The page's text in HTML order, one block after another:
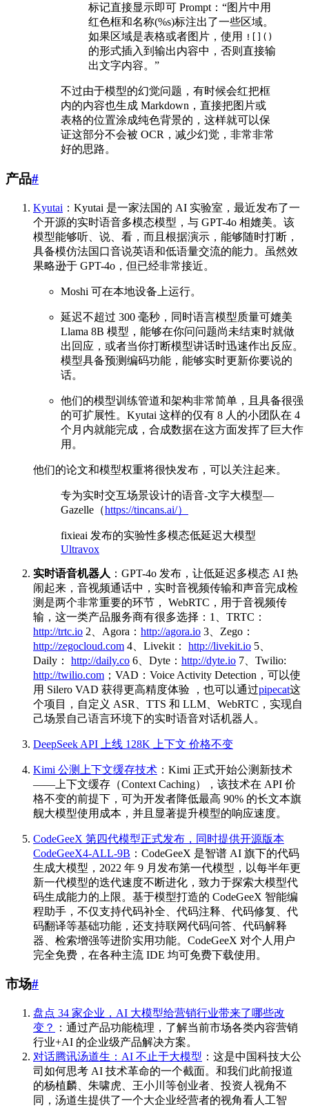
标记直接显示即可 Prompt：“图片中用
红色框和名称(%s)标注出了一些区域。
如果区域是表格或者图片，使用
![]()
的形式插入到输出内容中，否则直接输
出文字内容。”
不过由于模型的幻觉问题，有时候会红把框
内的内容也生成 Markdown，直接把图片或
表格的位置涂成纯色背景的，这样就可以保
证这部分不会被 OCR，减少幻觉，非常非常
好的思路。
产品#
Kyutai ：Kyutai 是一家法国的 AI 实验室，最近发布了一
个开源的实时语音多模态模型，与 GPT-4o 相媲美。该
模型能够听、说、看，而且根据演示，能够随时打断，
具备模仿法国口音说英语和低语量交流的能力。虽然效
果略逊于 GPT-4o，但已经非常接近。
Moshi 可在本地设备上运行。
延迟不超过 300 毫秒，同时语言模型质量可媲美
Llama 8B 模型，能够在你问问题尚未结束时就做
出回应，或者当你打断模型讲话时迅速作出反应。
模型具备预测编码功能，能够实时更新你要说的
话。
他们的模型训练管道和架构非常简单，且具备很强
的可扩展性。Kyutai 这样的仅有 8 人的小团队在 4
个月内就能完成，合成数据在这方面发挥了巨大作
用。
他们的论文和模型权重将很快发布，可以关注起来。
专为实时交互场景设计的语音-文字大模型—
Gazelle（https://tincans.ai/）
fixieai 发布的实验性多模态低延迟大模型
Ultravox
实时语音机器人 ：GPT-4o 发布，让低延迟多模态 AI 热
闹起来，音视频通话中，实时音视频传输和声音完成检
测是两个非常重要的环节， WebRTC，用于音视频传
输，这一类产品服务商有很多选择：1、TRTC：
http://trtc.io 2、Agora： http://agora.io 3、Zego：
http://zegocloud.com 4、Livekit： http://livekit.io 5、
Daily： http://daily.co 6、Dyte： http://dyte.io 7、Twilio:
http://twilio.com ；VAD：Voice Activity Detection，可以使
用 Silero VAD 获得更高精度体验 ，也可以通过pipecat这
个项目，自定义 ASR、TTS 和 LLM、WebRTC，实现自
己场景自己语言环境下的实时语音对话机器人。
DeepSeek API 上线 128K 上下文 价格不变
Kimi 公测上下文缓存技术 ：Kimi 正式开始公测新技术
——上下文缓存（Context Caching），该技术在 API 价
格不变的前提下，可为开发者降低最高 90% 的长文本旗
舰大模型使用成本，并且显著提升模型的响应速度。
CodeGeeX 第四代模型正式发布，同时提供开源版本
CodeGeeX4-ALL-9B ：CodeGeeX 是智谱 AI 旗下的代码
生成大模型，2022 年 9 月发布第一代模型，以每半年更
新一代模型的迭代速度不断进化，致力于探索大模型代
码生成能力的上限。基于模型打造的 CodeGeeX 智能编
程助手，不仅支持代码补全、代码注释、代码修复、代
码翻译等基础功能，还支持联网代码问答、代码解释
器、检索增强等进阶实用功能。CodeGeeX 对个人用户
完全免费，在各种主流 IDE 均可免费下载使用。
市场#
盘点 34 家企业，AI 大模型给营销行业带来了哪些改
变？
：通过产品功能梳理，了解当前市场各类内容营销
行业+AI 的企业级产品解决方案。
对话腾讯汤道生：AI 不止于大模型 ：这是中国科技大公
司如何思考 AI 技术革命的一个截面。和我们此前报道
的杨植麟、朱啸虎、王小川等创业者、投资人视角不
同，汤道生提供了一个大企业经营者的视角看人工智